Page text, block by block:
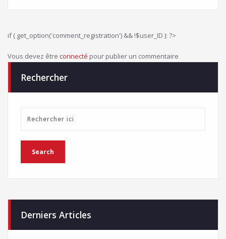
if ( get_option('comment_registration') && !$user_ID ): ?>
Vous devez être connecté pour publier un commentaire
Rechercher
Derniers Articles